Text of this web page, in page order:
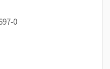
0